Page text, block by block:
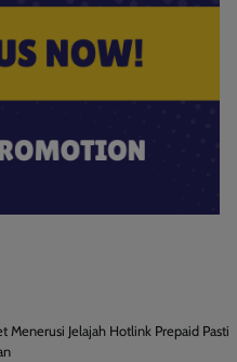
Menerusi Jelajah Hotlink Prepaid Pasti